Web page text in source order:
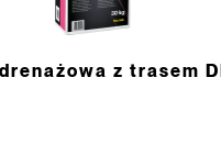
z trasem